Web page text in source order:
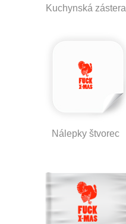
Kuchynská zástera
Nálepky štvorec